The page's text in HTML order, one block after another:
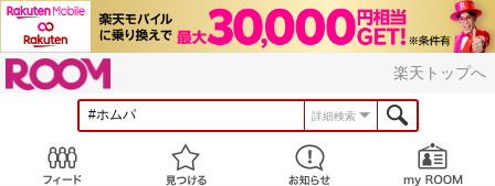
楽天トップへ
詳細検索
見つける お知らせ